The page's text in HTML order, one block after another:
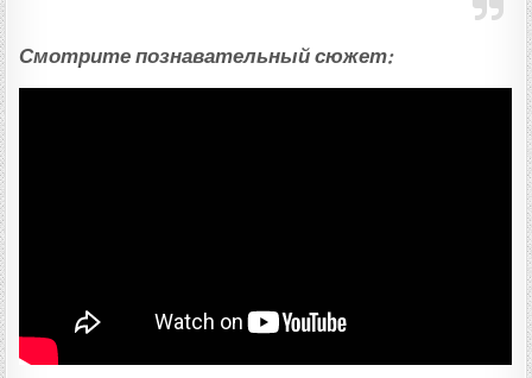
Смотрите познавательный сюжет: